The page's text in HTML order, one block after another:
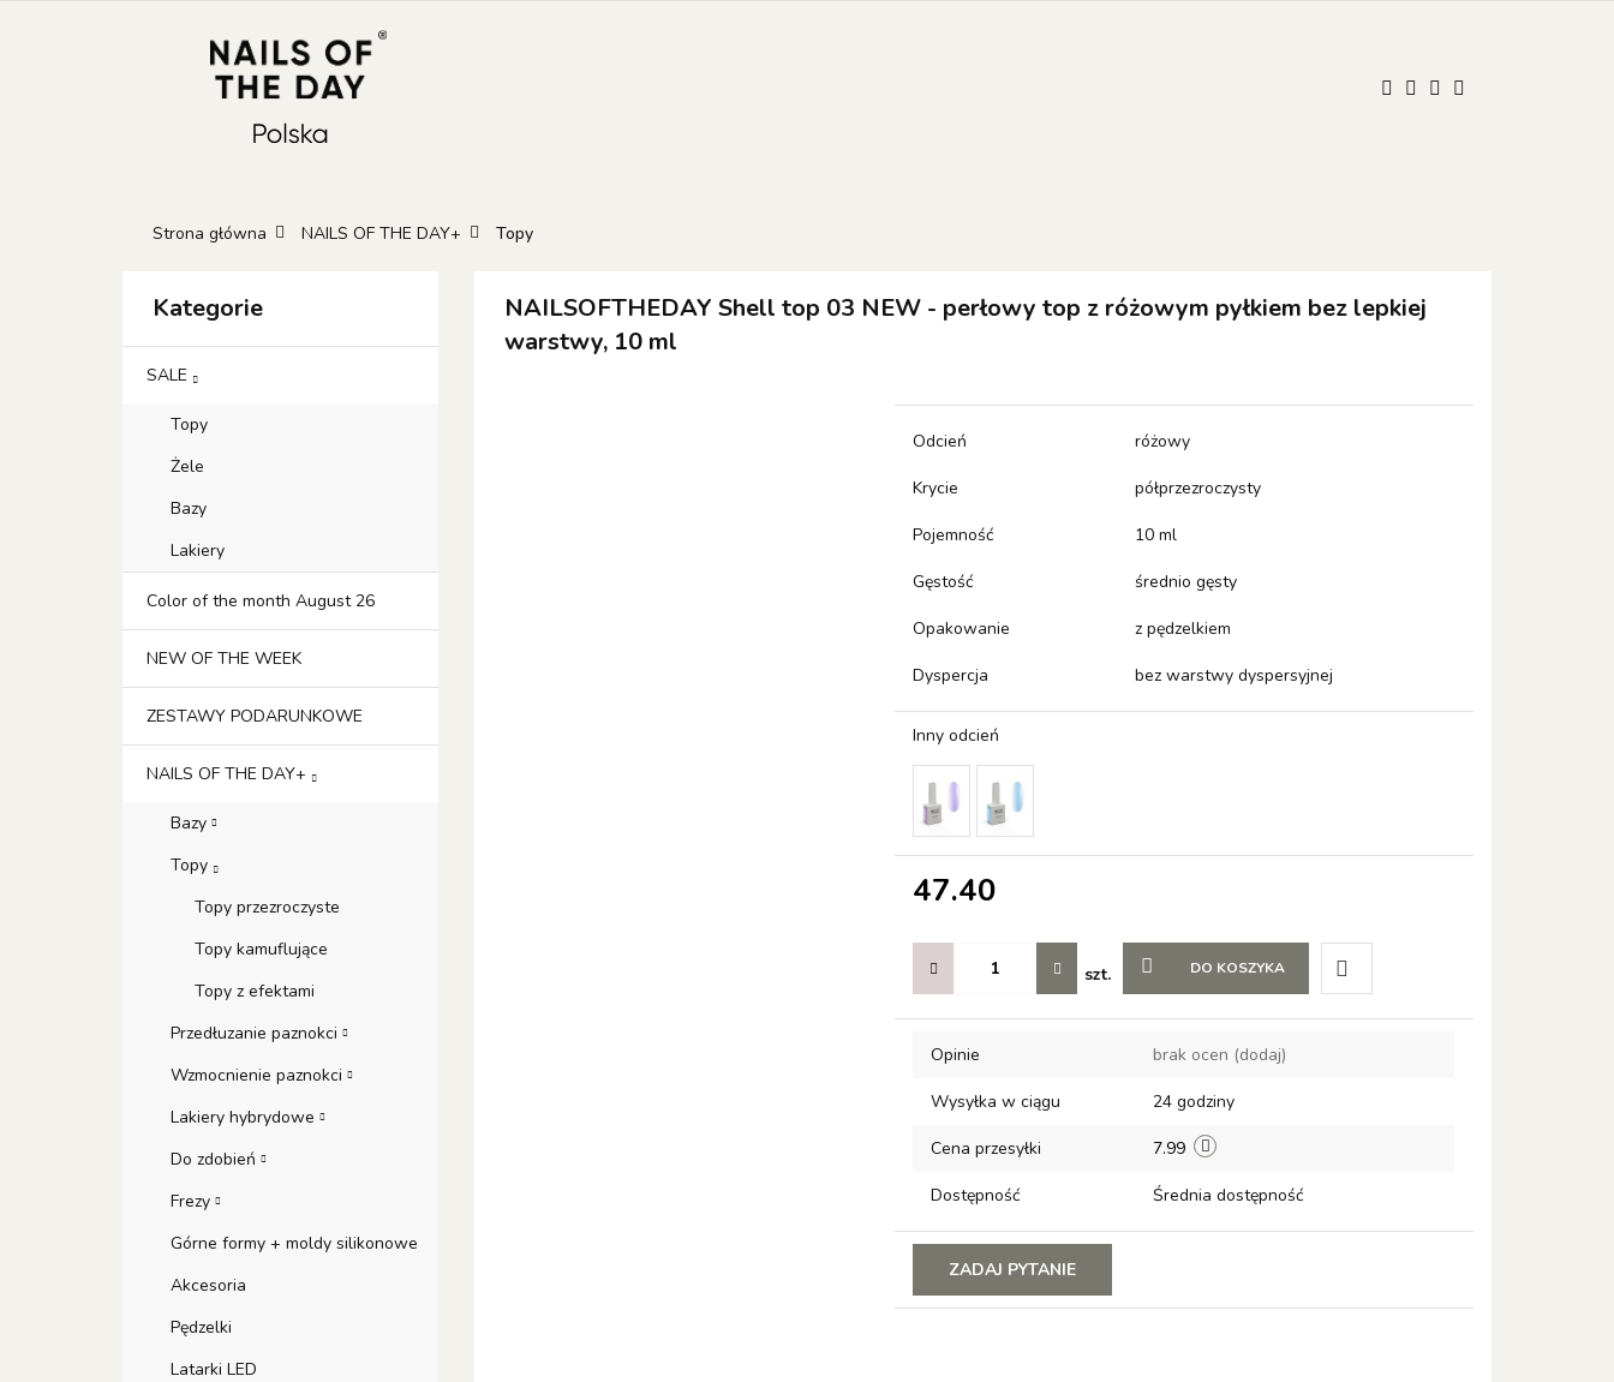
KATEGORIE
Strona główna NAILS OF THE DAY+ Topy
Kategorie
SALE
Topy
Żele
Bazy
Lakiery
Color of the month August 26
NEW OF THE WEEK
ZESTAWY PODARUNKOWE
NAILS OF THE DAY+
Bazy
Topy
Topy przezroczyste
Topy kamuflujące
Topy z efektami
Przedłuzanie paznokci
Wzmocnienie paznokci
Lakiery hybrydowe
Do zdobień
Frezy
Górne formy + moldy silikonowe
Akcesoria
Pędzelki
Latarki LED
NAILSOFTHEDAY Shell top 03 NEW - perłowy top z różowym pyłkiem bez lepkiej
warstwy, 10 ml
Odcień różowy
Krycie półprzezroczysty
Pojemność 10 ml
Gęstość średnio gęsty
Opakowanie z pędzelkiem
Dyspercja bez warstwy dyspersyjnej
Inny odcień
47.40
szt. DO KOSZYKA
Do
Opinie brak ocen (dodaj)
Wysyłka w ciągu 24 godziny
Cena przesyłki 7.99
Dostępność Średnia dostępność
ZADAJ PYTANIE